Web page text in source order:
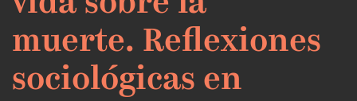
muerte. Reflexiones
sociológicas en